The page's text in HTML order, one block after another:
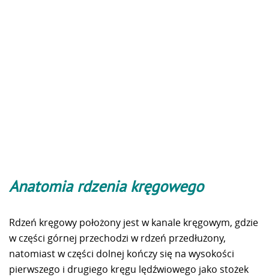
Anatomia rdzenia kręgowego
Rdzeń kręgowy położony jest w kanale kręgowym, gdzie
w części górnej przechodzi w rdzeń przedłużony,
natomiast w części dolnej kończy się na wysokości
pierwszego i drugiego kręgu lędźwiowego jako stożek